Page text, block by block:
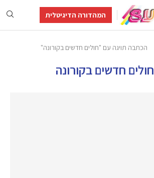
המהדורה הדיגיטלית
הכתבה תויגה עם "חולים חדשים בקורונה"
חולים חדשים בקורונה